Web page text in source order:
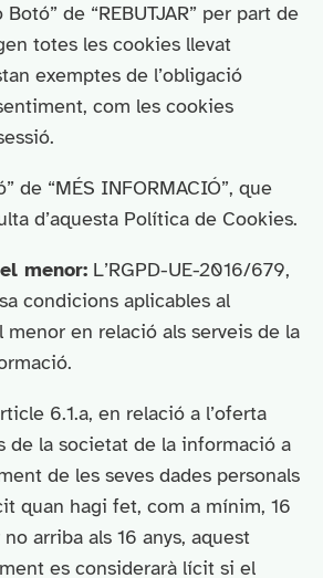
de “REBUTJAR” per part de
totes les cookies llevat
exemptes de l’obligació
com les cookies
de “MÉS INFORMACIÓ”, que
d’aquesta Política de Cookies.
menor:L’RGPD-UE-2016/679,
condicions aplicables al
en relació als serveis de la
6.1.a, en relació a l’oferta
de la societat de la informació a
de les seves dades personals
quan hagi fet, com a mínim, 16
arriba als 16 anys, aquest
es considerarà lícit si el